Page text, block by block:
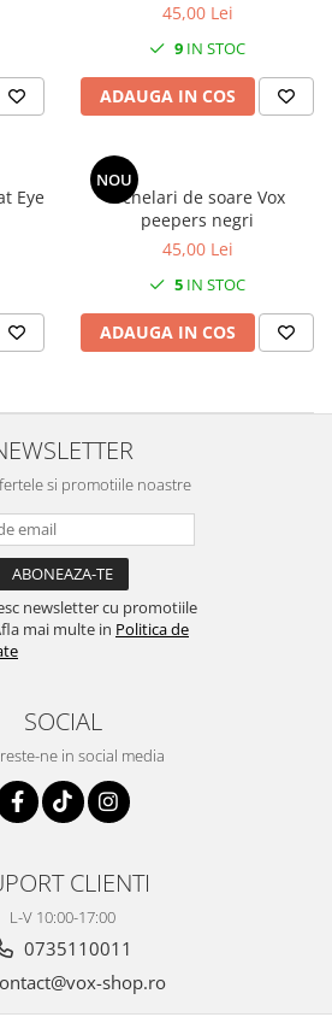
45,00 Lei
9 IN STOC
ADAUGA IN COS
Eye
NOU
Ochelari de soare Vox
peepers negri
45,00 Lei
5 IN STOC
ADAUGA IN COS
si promotiile noastre
newsletter cu promotiile
mai multe in Politica de
SOCIAL
ne in social media
CLIENTI
L-V 10:00-17:00
0735110011
shop.ro